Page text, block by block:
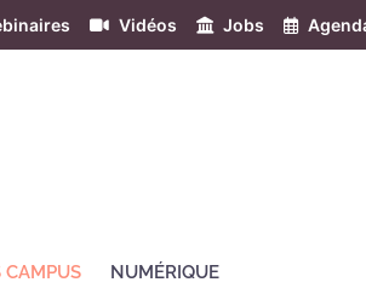
Vidéos Jobs
CAMPUS NUMÉRIQUE